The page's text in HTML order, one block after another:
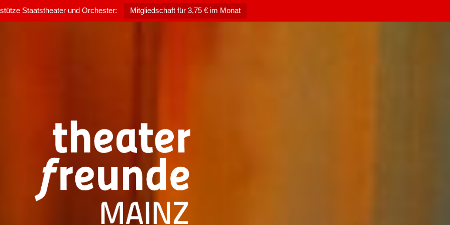
Staatstheater und Orchester: Mitgliedschaft für 3,75 € im Monat